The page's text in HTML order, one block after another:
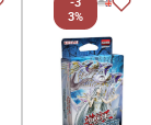
-3
3%